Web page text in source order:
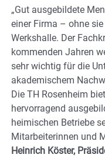
„Gut ausgebildete
einer Firma – ohne
Werkshalle. Der
kommenden Jahren
sehr wichtig für die
akademischem
Die TH Rosenheim
hervorragend
heimischen Betriebe
Mitarbeiterinnen und
Heinrich Köster,